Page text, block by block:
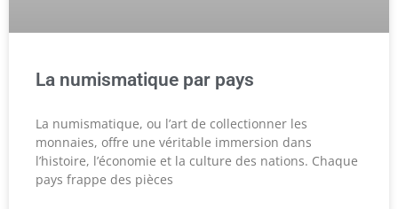
La numismatique par pays
La numismatique, ou l’art de collectionner les
monnaies, offre une véritable immersion dans
l’histoire, l’économie et la culture des nations. Chaque
pays frappe des pièces